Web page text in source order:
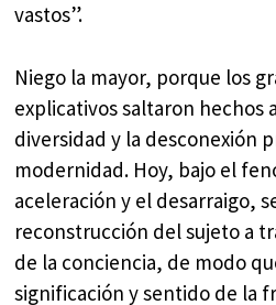
vastos”.
Niego la mayor, porque los
explicativos saltaron hechos
diversidad y la desconexión
modernidad. Hoy, bajo el
aceleración y el desarraigo,
reconstrucción del sujeto a
de la conciencia, de modo
significación y sentido de la